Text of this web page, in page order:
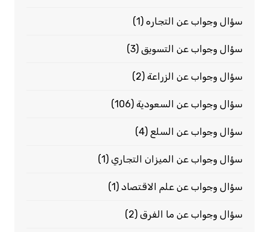
سؤال وجواب عن التجاره(1)
سؤال وجواب عن التسويق(3)
سؤال وجواب عن الزراعة(2)
سؤال وجواب عن السعودية(106)
سؤال وجواب عن السلع (4)
سؤال وجواب عن الميزان التجاري(1)
سؤال وجواب عن علم الاقتصاد(1)
سؤال وجواب عن ما الفرق(2)